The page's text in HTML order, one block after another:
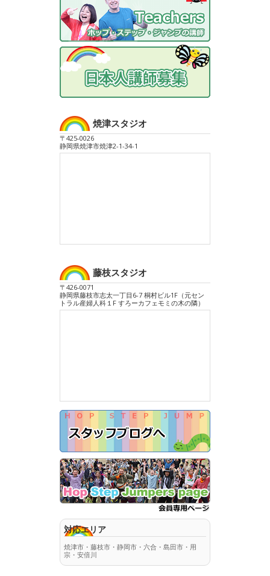
焼津スタジオ
〒425-0026
静岡県焼津市焼津2-1-34-1
藤枝スタジオ
〒426-0071
静岡県藤枝市志太一丁目6-7 桐村ビル1F（元セン
トラル産婦人科１F すろーカフェモミの木の隣）
対応エリア
焼津市・藤枝市・静岡市・六合・島田市・用
宗・安倍川